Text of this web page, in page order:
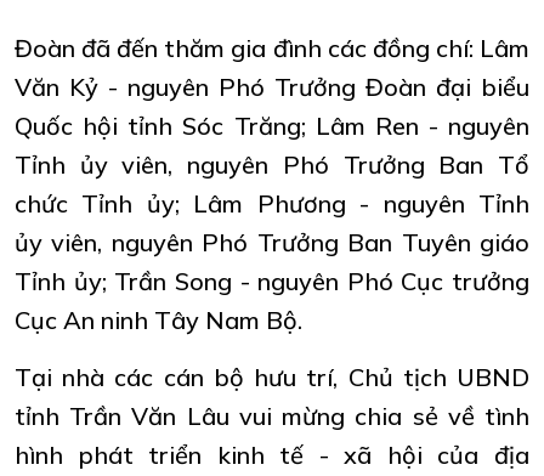
Đoàn đã đến thăm gia đình các đồng chí: Lâm
Văn Kỷ - nguyên Phó Trưởng Đoàn đại biểu
Quốc hội tỉnh Sóc Trăng; Lâm Ren - nguyên
Tỉnh ủy viên, nguyên Phó Trưởng Ban Tổ
chức Tỉnh ủy; Lâm Phương - nguyên Tỉnh
ủy viên, nguyên Phó Trưởng Ban Tuyên giáo
Tỉnh ủy; Trần Song - nguyên Phó Cục trưởng
Cục An ninh Tây Nam Bộ.
Tại nhà các cán bộ hưu trí, Chủ tịch UBND
tỉnh Trần Văn Lâu vui mừng chia sẻ về tình
hình phát triển kinh tế - xã hội của địa